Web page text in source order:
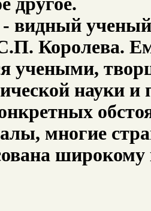
видный
Королева.
учеными,
науки
многие
широкому